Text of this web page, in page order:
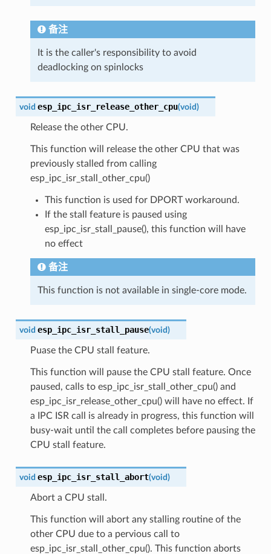
备注
It is the caller's responsibility to avoid
deadlocking on spinlocks
void esp_ipc_isr_release_other_cpu(void)
Release the other CPU.
This function will release the other CPU that was
previously stalled from calling
esp_ipc_isr_stall_other_cpu()
This function is used for DPORT workaround.
If the stall feature is paused using
esp_ipc_isr_stall_pause(), this function will have
no effect
备注
This function is not available in single-core mode.
void esp_ipc_isr_stall_pause(void)
Puase the CPU stall feature.
This function will pause the CPU stall feature. Once
paused, calls to esp_ipc_isr_stall_other_cpu() and
esp_ipc_isr_release_other_cpu() will have no effect. If
a IPC ISR call is already in progress, this function will
busy-wait until the call completes before pausing the
CPU stall feature.
void esp_ipc_isr_stall_abort(void)
Abort a CPU stall.
This function will abort any stalling routine of the
other CPU due to a pervious call to
esp_ipc_isr_stall_other_cpu(). This function aborts